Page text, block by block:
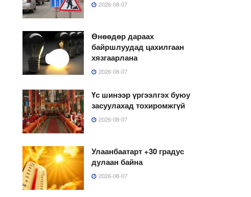
2026-08-07
Өнөөдөр дараах
байршлуудад цахилгаан
хязгаарлана
2026-08-07
Үс шинээр үргээлгэх буюу
засуулахад тохиромжгүй
2026-08-07
Улаанбаатарт +30 градус
дулаан байна
2026-08-07